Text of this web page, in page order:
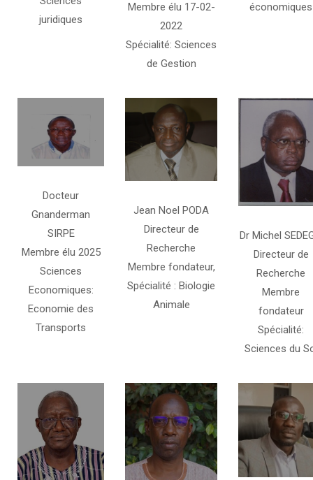
juridiques
Membre élu 17-02-
2022
Spécialité: Sciences
de Gestion
économiques
Docteur
Gnanderman
SIRPE
Membre élu 2025
Sciences
Economiques:
Economie des
Transports
Jean Noel PODA
Directeur de
Recherche
Membre fondateur,
Spécialité : Biologie
Animale
Dr Michel
Directeur de
Recherche
Membre
fondateur
Spécialité:
Sciences du